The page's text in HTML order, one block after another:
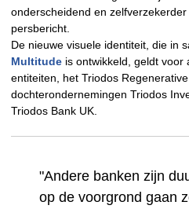
onderscheidend en
persbericht.
De nieuwe visuele identiteit, die in
Multitude is ontwikkeld, geldt voor
entiteiten, het Triodos
dochterondernemingen Triodos
Triodos Bank UK.
"Andere banken zijn
op de voorgrond gaan